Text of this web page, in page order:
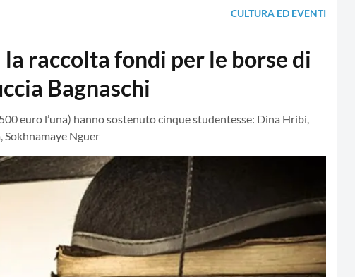
CULTURA ED EVENTI
raccolta fondi per le borse di
Bagnaschi
euro l’una) hanno sostenuto cinque studentesse: Dina Hribi,
Sokhnamaye Nguer